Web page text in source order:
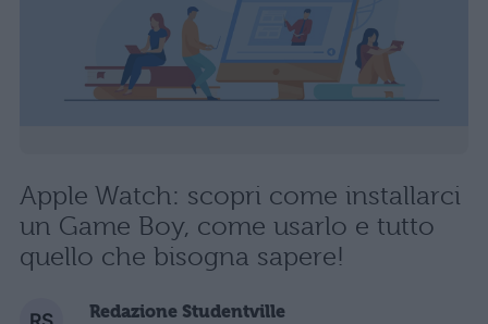
Apple Watch: scopri come installarci
un Game Boy, come usarlo e tutto
quello che bisogna sapere!
Redazione Studentville